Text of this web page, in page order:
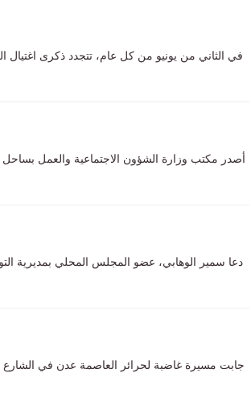
في الثاني من يونيو من كل عام، تتجدد ذكرى اغتيال
أصدر مكتب وزارة الشؤون الاجتماعية والعمل بساحل
دعا سمير الوهابي، عضو المجلس المحلي بمديرية
جابت مسيرة غاضبة لحرائر العاصمة عدن في